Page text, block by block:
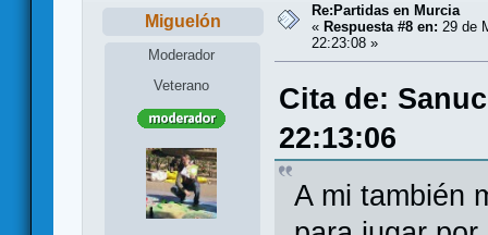
Miguelón
Moderador
Veterano
Re:Partidas en Murcia
« Respuesta #8 en: 29 de
22:23:08 »
Cita de:
22:13:06
A mi también